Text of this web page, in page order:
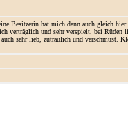
hat mich dann auch gleich hier
und sehr verspielt, bei Rüden
sehr lieb, zutraulich und verschmust.